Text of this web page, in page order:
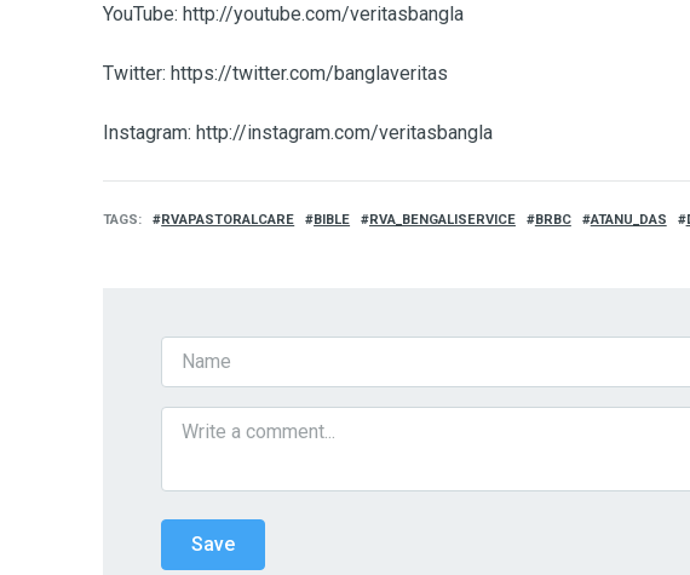
YouTube: http://youtube.com/veritasbangla
Twitter: https://twitter.com/banglaveritas
Instagram: http://instagram.com/veritasbangla
TAGS RVAPASTORALCARE BIBLE RVA_BENGALISERVICE BRBC ATANU_DAS